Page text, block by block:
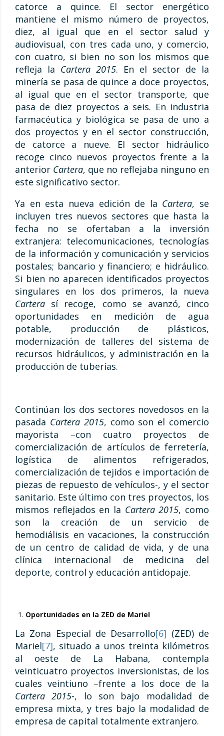
catorce a quince. El sector energético
mantiene el mismo número de proyectos,
diez, al igual que en el sector salud y
audiovisual, con tres cada uno, y comercio,
con cuatro, si bien no son los mismos que
refleja la Cartera 2015. En el sector de la
minería se pasa de quince a doce proyectos,
al igual que en el sector transporte, que
pasa de diez proyectos a seis. En industria
farmacéutica y biológica se pasa de uno a
dos proyectos y en el sector construcción,
de catorce a nueve. El sector hidráulico
recoge cinco nuevos proyectos frente a la
anterior Cartera, que no reflejaba ninguno en
este significativo sector.
Ya en esta nueva edición de la Cartera, se
incluyen tres nuevos sectores que hasta la
fecha no se ofertaban a la inversión
extranjera: telecomunicaciones, tecnologías
de la información y comunicación y servicios
postales; bancario y financiero; e hidráulico.
Si bien no aparecen identificados proyectos
singulares en los dos primeros, la nueva
Cartera sí recoge, como se avanzó, cinco
oportunidades en medición de agua
potable, producción de plásticos,
modernización de talleres del sistema de
recursos hidráulicos, y administración en la
producción de tuberías.
Continúan los dos sectores novedosos en la
pasada Cartera 2015, como son el comercio
mayorista –con cuatro proyectos de
comercialización de artículos de ferretería,
logística de alimentos refrigerados,
comercialización de tejidos e importación de
piezas de repuesto de vehículos-, y el sector
sanitario. Este último con tres proyectos, los
mismos reflejados en la Cartera 2015, como
son la creación de un servicio de
hemodiálisis en vacaciones, la construcción
de un centro de calidad de vida, y de una
clínica internacional de medicina del
deporte, control y educación antidopaje.
Oportunidades en la ZED de Mariel
La Zona Especial de Desarrollo[6] (ZED) de
Mariel[7], situado a unos treinta kilómetros
al oeste de La Habana, contempla
veinticuatro proyectos inversionistas, de los
cuales veintiuno –frente a los doce de la
Cartera 2015-, lo son bajo modalidad de
empresa mixta, y tres bajo la modalidad de
empresa de capital totalmente extranjero.